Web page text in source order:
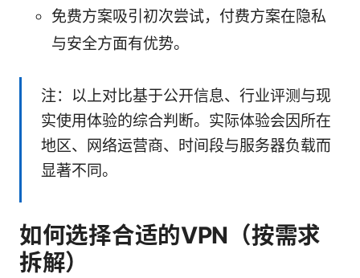
免费方案吸引初次尝试，付费方案在隐私
与安全方面有优势。
注：以上对比基于公开信息、行业评测与现
实使用体验的综合判断。实际体验会因所在
地区、网络运营商、时间段与服务器负载而
显著不同。
如何选择合适的VPN（按需求
拆解）